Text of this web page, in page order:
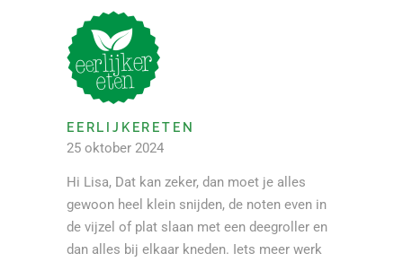
EERLIJKERETEN
25 oktober 2024
Hi Lisa, Dat kan zeker, dan moet je alles
gewoon heel klein snijden, de noten even in
de vijzel of plat slaan met een deegroller en
dan alles bij elkaar kneden. Iets meer werk